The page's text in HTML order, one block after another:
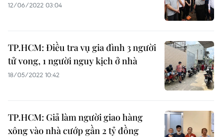
12/06/2022 03:04
TP.HCM: Điều tra vụ gia đình 3 người
tử vong, 1 người nguy kịch ở nhà
18/05/2022 10:42
TP.HCM: Giả làm người giao hàng
xông vào nhà cướp gần 2 tỷ đồng